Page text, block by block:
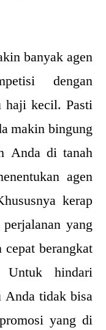
banyak agen
dengan
haji kecil. Pasti
makin bingung
Anda di tanah
agen
kerap
yang
cepat berangkat
hindari
Anda tidak bisa
yang di